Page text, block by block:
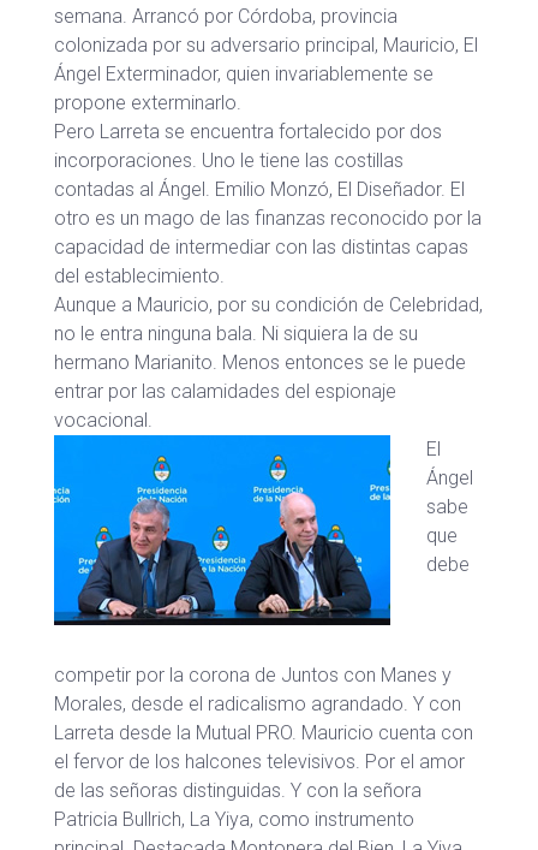
semana. Arrancó por Córdoba, provincia
colonizada por su adversario principal, Mauricio, El
Ángel Exterminador, quien invariablemente se
propone exterminarlo.
Pero Larreta se encuentra fortalecido por dos
incorporaciones. Uno le tiene las costillas
contadas al Ángel. Emilio Monzó, El Diseñador. El
otro es un mago de las finanzas reconocido por la
capacidad de intermediar con las distintas capas
del establecimiento.
Aunque a Mauricio, por su condición de Celebridad,
no le entra ninguna bala. Ni siquiera la de su
hermano Marianito. Menos entonces se le puede
entrar por las calamidades del espionaje
vocacional.
El
Ángel
sabe
que
debe
competir por la corona de Juntos con Manes y
Morales, desde el radicalismo agrandado. Y con
Larreta desde la Mutual PRO. Mauricio cuenta con
el fervor de los halcones televisivos. Por el amor
de las señoras distinguidas. Y con la señora
Patricia Bullrich, La Yiya, como instrumento